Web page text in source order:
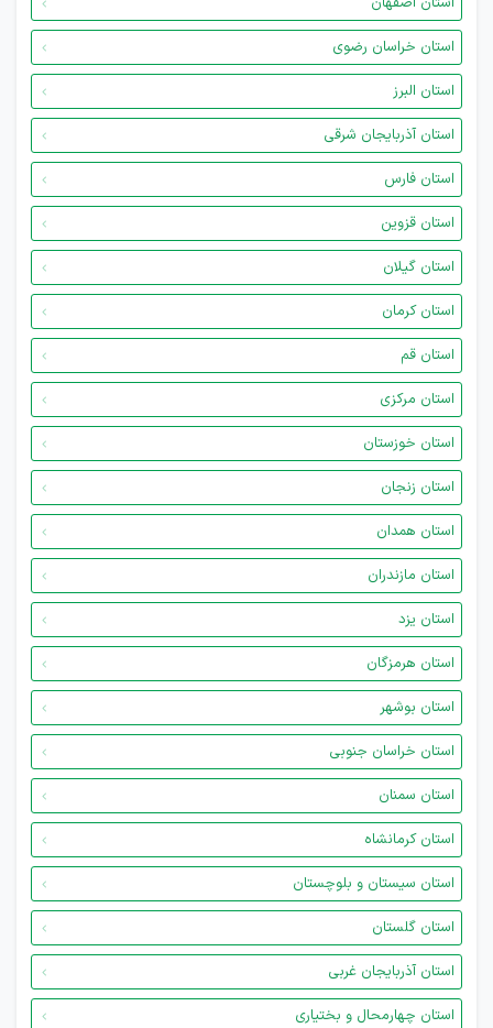
استان خراسان رضوی
استان البرز
استان آذربایجان شرقی
استان فارس
استان قزوین
استان گیلان
استان کرمان
استان قم
استان مرکزی
استان خوزستان
استان زنجان
استان همدان
استان مازندران
استان یزد
استان هرمزگان
استان بوشهر
استان خراسان جنوبی
استان سمنان
استان کرمانشاه
استان سیستان و بلوچستان
استان گلستان
استان آذربایجان غربی
استان چهارمحال و بختیاری